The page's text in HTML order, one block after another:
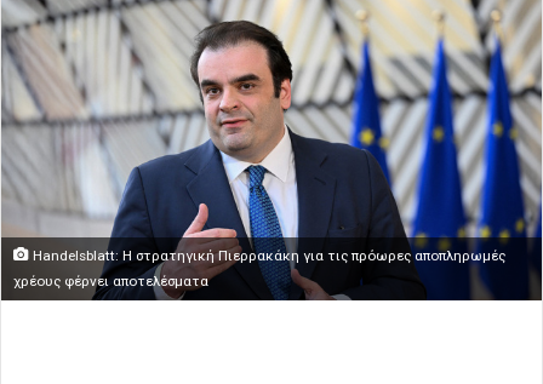
Handelsblatt: Η στρατηγική Πιερρακάκη για τις πρόωρες αποπληρωμές
χρέους φέρνει αποτελέσματα